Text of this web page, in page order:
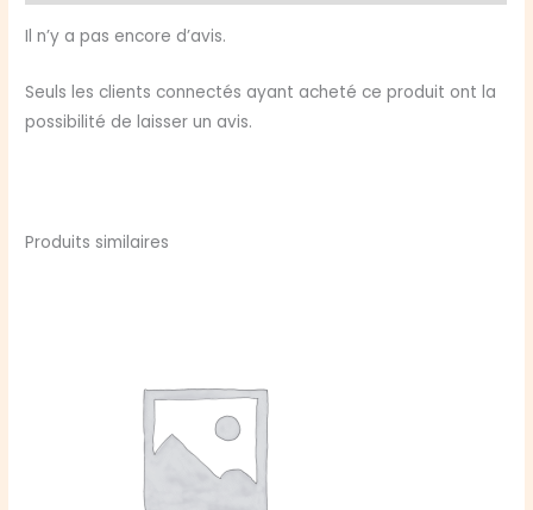
Il n’y a pas encore d’avis.
Seuls les clients connectés ayant acheté ce produit ont la
possibilité de laisser un avis.
Produits similaires